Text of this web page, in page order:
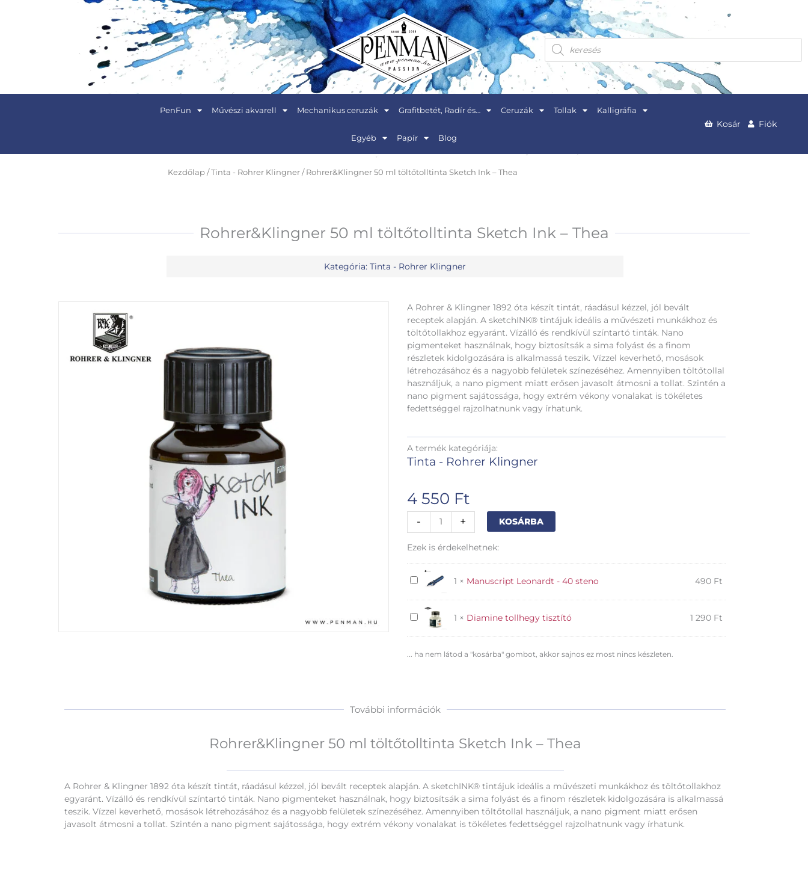
Products
search
PenFun Művészi akvarell Mechanikus ceruzák Grafitbetét, Radír és… Ceruzák Tollak Kalligráfia
Egyéb Papír Blog
Kosár Fiók
Kezdőlap /Tinta - Rohrer Klingner / Rohrer&Klingner 50 ml töltőtolltinta Sketch Ink – Thea
Rohrer&Klingner 50 ml töltőtolltinta Sketch Ink – Thea
Kategória: Tinta - Rohrer Klingner
A Rohrer & Klingner 1892 óta készít tintát, ráadásul kézzel, jól bevált
receptek alapján. A sketchINK® tintájuk ideális a művészeti munkákhoz és
töltőtollakhoz egyaránt. Vízálló és rendkívül színtartó tinták. Nano
pigmenteket használnak, hogy biztosítsák a sima folyást és a finom
részletek kidolgozására is alkalmassá teszik. Vízzel keverhető, mosások
létrehozásához és a nagyobb felületek színezéséhez. Amennyiben töltőtollal
használjuk, a nano pigment miatt erősen javasolt átmosni a tollat. Szintén a
nano pigment sajátossága, hogy extrém vékony vonalakat is tökéletes
fedettséggel rajzolhatnunk vagy írhatunk.
A termék kategóriája:
Tinta - Rohrer Klingner
4 550 Ft
-
Rohrer&Klingner
ml
Sketch
Ink
Thea
mennyiség
+ KOSÁRBA
Ezek is érdekelhetnek:
Manuscript
40
steno
1 × Manuscript Leonardt - 40 steno 490 Ft
Diamine
tollhegy
1 × Diamine tollhegy tisztító 1 290 Ft
... ha nem látod a "kosárba" gombot, akkor sajnos ez most nincs készleten.
További információk
Rohrer&Klingner 50 ml töltőtolltinta Sketch Ink – Thea
A Rohrer & Klingner 1892 óta készít tintát, ráadásul kézzel, jól bevált receptek alapján. A sketchINK® tintájuk ideális a művészeti munkákhoz és töltőtollakhoz
egyaránt. Vízálló és rendkívül színtartó tinták. Nano pigmenteket használnak, hogy biztosítsák a sima folyást és a finom részletek kidolgozására is alkalmassá
teszik. Vízzel keverhető, mosások létrehozásához és a nagyobb felületek színezéséhez. Amennyiben töltőtollal használjuk, a nano pigment miatt erősen
javasolt átmosni a tollat. Szintén a nano pigment sajátossága, hogy extrém vékony vonalakat is tökéletes fedettséggel rajzolhatnunk vagy írhatunk.